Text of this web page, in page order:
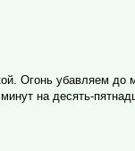
Огонь убавляем до
на десять-